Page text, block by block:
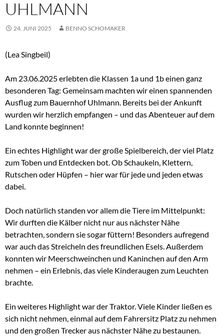
UHLMANN
24. JUNI 2025 BENNO SCHOMAKER
(Lea Singbeil)
Am 23.06.2025 erlebten die Klassen 1a und 1b einen ganz
besonderen Tag: Gemeinsam machten wir einen spannenden
Ausflug zum Bauernhof Uhlmann. Bereits bei der Ankunft
wurden wir herzlich empfangen – und das Abenteuer auf dem
Land konnte beginnen!
Ein echtes Highlight war der große Spielbereich, der viel Platz
zum Toben und Entdecken bot. Ob Schaukeln, Klettern,
Rutschen oder Hüpfen – hier war für jede und jeden etwas
dabei.
Doch natürlich standen vor allem die Tiere im Mittelpunkt:
Wir durften die Kälber nicht nur aus nächster Nähe
betrachten, sondern sie sogar füttern! Besonders aufregend
war auch das Streicheln des freundlichen Esels. Außerdem
konnten wir Meerschweinchen und Kaninchen auf den Arm
nehmen – ein Erlebnis, das viele Kinderaugen zum Leuchten
brachte.
Ein weiteres Highlight war der Traktor. Viele Kinder ließen es
sich nicht nehmen, einmal auf dem Fahrersitz Platz zu nehmen
und den großen Trecker aus nächster Nähe zu bestaunen.